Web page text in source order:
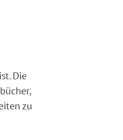
Die
zu